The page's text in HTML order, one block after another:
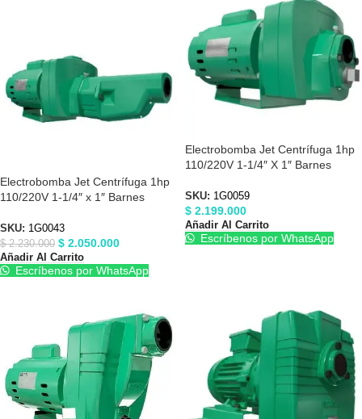
Electrobomba Jet Centrífuga 1hp
110/220V 1-1/4″ x 1″ Barnes
SKU: 1G0043
$2.230.000 $ 2.050.000
Añadir Al Carrito
Escríbenos por WhatsApp
Electrobomba Jet Centrífuga 1hp
110/220V 1-1/4″ X 1″ Barnes
SKU: 1G0059
$ 2.199.000
Añadir Al Carrito
Escríbenos por WhatsApp